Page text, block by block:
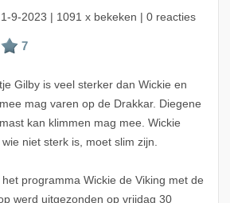
1-9-2023 | 1091 x bekeken | 0 reacties
Gilby is veel sterker dan Wickie en
mag varen op de Drakkar. Diegene
kan klimmen mag mee. Wickie
niet sterk is, moet slim zijn.
programma Wickie de Viking met de
werd uitgezonden op vrijdag 30